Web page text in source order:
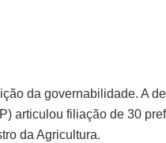
da governabilidade. A
articulou filiação de 30
da Agricultura.